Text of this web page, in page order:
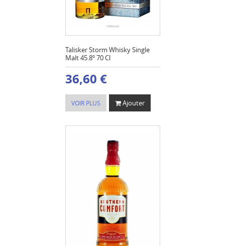
Talisker Storm Whisky Single
Malt 45.8º 70 Cl
36,60 €
VOIR PLUS Ajouter